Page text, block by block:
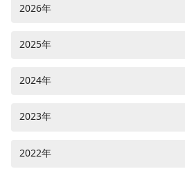
2026年
2025年
2024年
2023年
2022年